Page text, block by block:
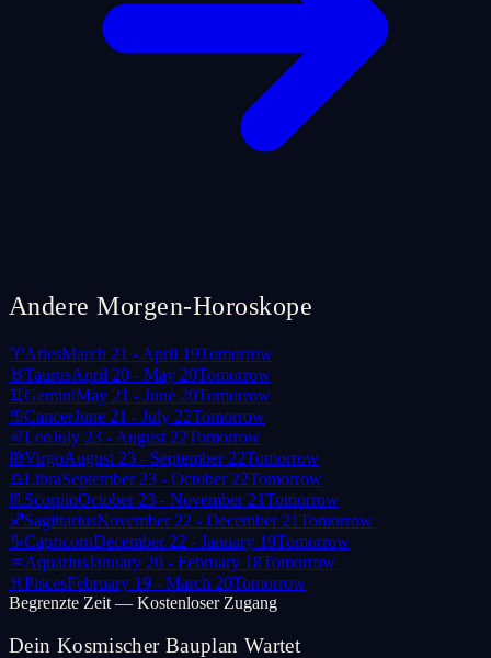
Andere Morgen-Horoskope
♈AriesMarch 21 - April 19Tomorrow
♉TaurusApril 20 - May 20Tomorrow
♊GeminiMay 21 - June 20Tomorrow
♋CancerJune 21 - July 22Tomorrow
♌LeoJuly 23 - August 22Tomorrow
♍VirgoAugust 23 - September 22Tomorrow
♎LibraSeptember 23 - October 22Tomorrow
♏ ScorpioOctober 23 - November 21Tomorrow
♐SagittariusNovember 22 - December 21Tomorrow
♑CapricornDecember 22 - January 19Tomorrow
♒AquariusJanuary 20 - February 18Tomorrow
♓PiscesFebruary 19 - March 20Tomorrow
Begrenzte Zeit — Kostenloser Zugang
Dein Kosmischer Bauplan Wartet